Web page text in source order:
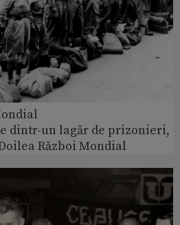
dintr-un lagăr de prizonieri,
Război Mondial